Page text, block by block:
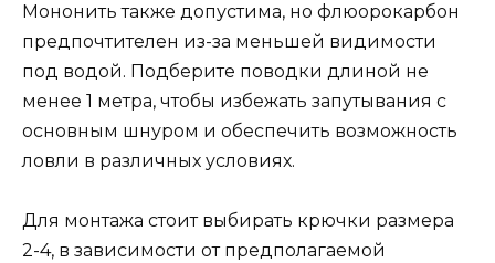
Мононить также допустима, но флюорокарбон
предпочтителен из-за меньшей видимости
под водой. Подберите поводки длиной не
менее 1 метра, чтобы избежать запутывания с
основным шнуром и обеспечить возможность
ловли в различных условиях.
Для монтажа стоит выбирать крючки размера
2-4, в зависимости от предполагаемой